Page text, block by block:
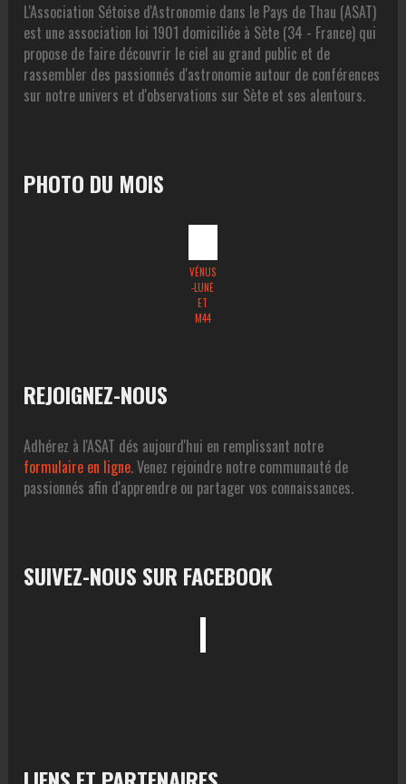
L'Association Sétoise d'Astronomie dans le Pays de Thau (ASAT)
est une association loi 1901 domiciliée à Sète (34 - France) qui
propose de faire découvrir le ciel au grand public et de
rassembler des passionnés d'astronomie autour de conférences
sur notre univers et d'observations sur Sète et ses alentours.
PHOTO DU MOIS
VÉNUS
-LUNE
ET
M44
REJOIGNEZ-NOUS
Adhérez à l'ASAT dés aujourd'hui en remplissant notre
formulaire en ligne. Venez rejoindre notre communauté de
passionnés afin d'apprendre ou partager vos connaissances.
SUIVEZ-NOUS SUR FACEBOOK